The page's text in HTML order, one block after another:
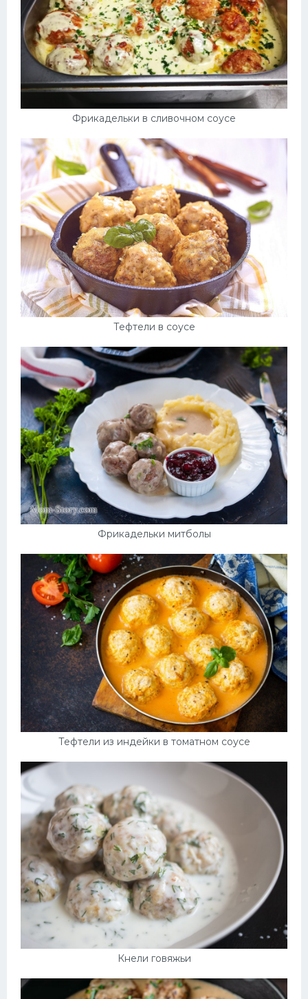
Фрикадельки в сливочном соусе
Тефтели в соусе
Фрикадельки митболы
Тефтели из индейки в томатном соусе
Кнели говяжьи